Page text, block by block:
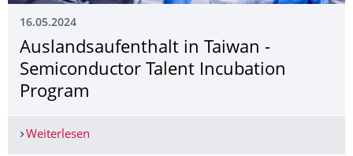
16.05.2024
Auslandsaufenthalt in Taiwan -
Semiconductor Talent Incubation
Program
Weiterlesen